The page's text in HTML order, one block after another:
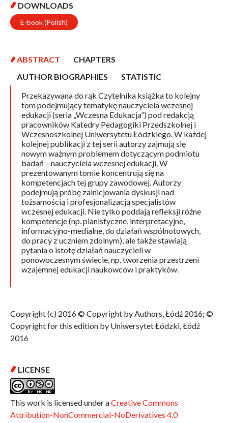
DOWNLOADS
E-book (Polish)
ABSTRACT
CHAPTERS
AUTHOR BIOGRAPHIES
STATISTIC
Przekazywana do rąk Czytelnika książka to kolejny
tom podejmujący tematykę nauczyciela wczesnej
edukacji (seria „Wczesna Edukacja”) pod redakcją
pracowników Katedry Pedagogiki Przedszkolnej i
Wczesnoszkolnej Uniwersytetu Łódzkiego. W każdej
kolejnej publikacji z tej serii autorzy zajmują się
nowym ważnym problemem dotyczącym podmiotu
badań – nauczyciela wczesnej edukacji. W
prezentowanym tomie koncentrują się na
kompetencjach tej grupy zawodowej. Autorzy
podejmują próbę zainicjowania dyskusji nad
tożsamością i profesjonalizacją specjalistów
wczesnej edukacji. Nie tylko poddają refleksji różne
kompetencje (np. planistyczne, interpretacyjne,
informacyjno-medialne, do działań wspólnotowych,
do pracy z uczniem zdolnym), ale także stawiają
pytania o istotę działań nauczycieli w
ponowoczesnym świecie, np. tworzenia przestrzeni
wzajemnej edukacji naukowców i praktyków.
Copyright (c) 2016 © Copyright by Authors, Łódź 2016; ©
Copyright for this edition by Uniwersytet Łódzki, Łódź
2016
LICENSE
This work is licensed under aCreative Commons
Attribution-NonCommercial-NoDerivatives 4.0